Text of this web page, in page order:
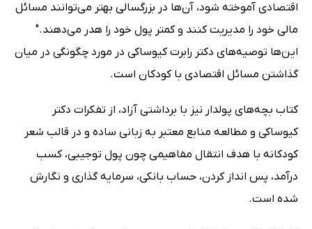
اقتصادی آموخته شود، آن‌ها در بزرگسالی بهتر می‌توانند مسائل
مالی خود را مدیریت کنند و کمتر پول خود را هدر می‌دهند."
این‌ها توصیه‌های دکتر رابرت کیوساکی در مورد چگونگی در میان
گذاشتن مسائل اقتصادی با کودکان است.
کتاب بچه‌های پولدار نیز با برداشتی آزاد، از تفکرات دکتر
کیوساکی و مطالعه منابع معتبر به زبانی ساده و در قالب شعر
کودکانه با هدف انتقال مفاهیمی چون پول توجیبی، کسب
درآمد، پس انداز کردن، حساب بانکی، سرمایه گذاری و نگارش
شده است.